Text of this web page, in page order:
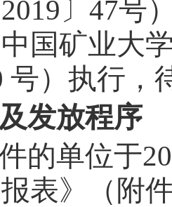
2019 〕 47号
国矿业大
号）执行，
发放程序
的单位于
表》（附